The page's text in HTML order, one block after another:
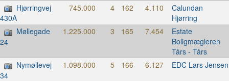
Hjørringvej
430A
745.000 4 162 4.110 Calundan
Hjørring
Møllegade
24
1.225.000 3 165 7.454 Estate
Boligmægleren
Tårs - Tårs
Nymøllevej
34
1.098.000 5 166 6.127 EDC Lars Jensen